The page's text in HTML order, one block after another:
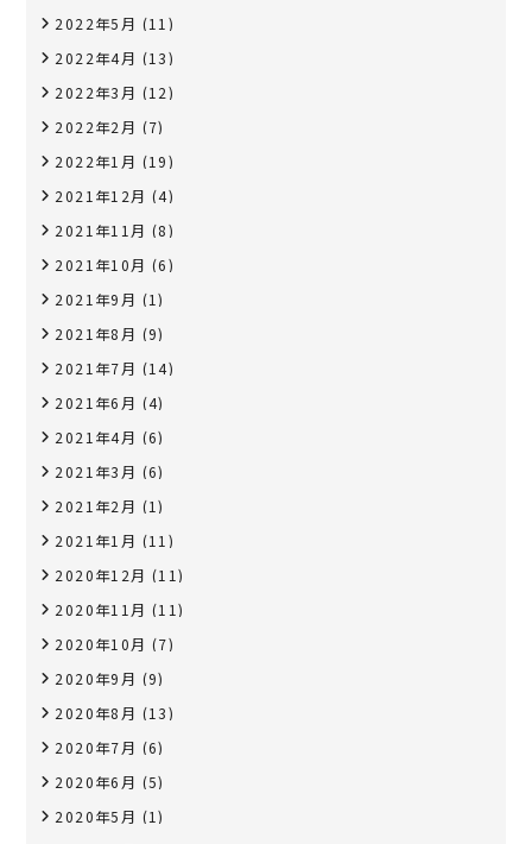
2022年5月 (11)
2022年4月 (13)
2022年3月 (12)
2022年2月 (7)
2022年1月 (19)
2021年12月 (4)
2021年11月 (8)
2021年10月 (6)
2021年9月 (1)
2021年8月 (9)
2021年7月 (14)
2021年6月 (4)
2021年4月 (6)
2021年3月 (6)
2021年2月 (1)
2021年1月 (11)
2020年12月 (11)
2020年11月 (11)
2020年10月 (7)
2020年9月 (9)
2020年8月 (13)
2020年7月 (6)
2020年6月 (5)
2020年5月 (1)